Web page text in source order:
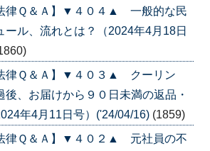
律Ｑ＆Ａ】▼４０４▲ 一般的な民
ール、流れとは？（2024年4月18日
律Ｑ＆Ａ】▼４０３▲ クーリン
後、お届けから９０日未満の返品・
年4月11日号）('24/04/16) (1859)
律Ｑ＆Ａ】▼４０２▲ 元社員の不